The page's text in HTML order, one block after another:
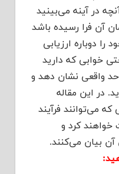
در آینه می‌بینید
آن فرا رسیده باشد
را دوباره ارزیابی
خوابی که دارید
حد واقعی نشان دهد و
در این مقاله
می‌توانند فرآیند
کرد و
بیان می‌کنند.